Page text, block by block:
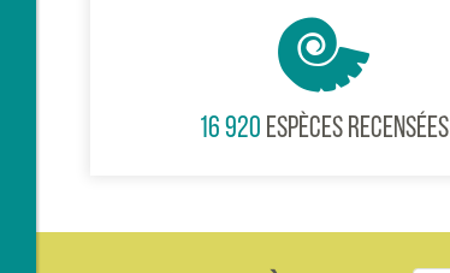
16 920 ESPÈCES RECENSÉES